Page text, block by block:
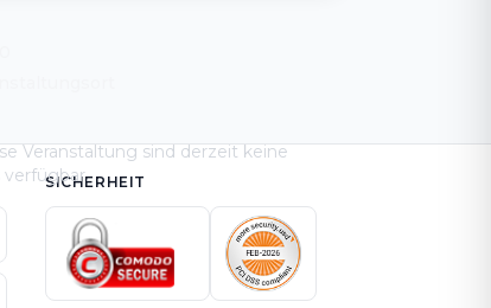
Veranstaltung sind derzeit keine
verfügbar.SICHERHEIT